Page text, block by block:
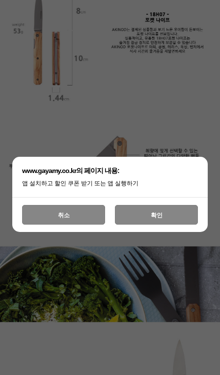
www.gayamy.co.kr의 페이지 내용:
앱 설치하고 할인 쿠폰 받기 또는 앱 실행하기
취소 확인